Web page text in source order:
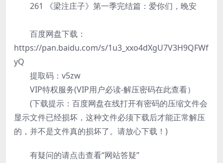
261 《梁注庄子》第一季完结篇：爱你们，晚安
百度网盘下载：
https://pan.baidu.com/s/1u3_xxo4dXgU7V3H9QFWf
yQ
提取码：v5zw
VIP特权服务(VIP用户必读-解压密码在此查看）
(下载提示：百度网盘在线打开有密码的压缩文件会
显示文件已经损坏，这种文件必须下载后才能正常解压
的，并不是文件真的损坏了。请放心下载！)
有疑问的请点击查看“网站答疑”